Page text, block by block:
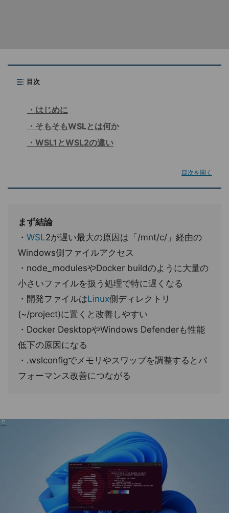
目次
はじめに
そもそもWSLとは何か
WSL1とWSL2の違い
目次を開く
まず結論
・ WSL2が遅い最大の原因は「/mnt/c/」経由の
Windows側ファイルアクセス
・node_modulesやDocker buildのように大量の
小さいファイルを扱う処理で特に遅くなる
・開発ファイルはLinux側ディレクトリ
(~/project)に置くと改善しやすい
・Docker DesktopやWindows Defenderも性能
低下の原因になる
・.wslconfigでメモリやスワップを調整するとパ
フォーマンス改善につながる